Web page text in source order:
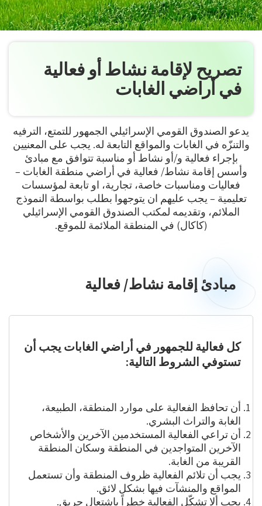
تصريح لإقامة نشاط أو فعالية
في أراضي الغابات
يدعو الصندوق القومي الإسرائيلي الجمهور للتمتع، الترفيه
والتنزّه في الغابات والمواقع التابعة له. يجب على المعنيين
بإجراء فعالية و/أو نشاط أو مناسبة تتوافق مع مبادئ
وأسس إقامة نشاط/ فعالية في أراضي منطقة الغابات –
فعاليات ومناسبات خاصة، تجارية، او تابعة لمؤسسات
تعليمية – يجب عليهم ان يتوجهوا بطلب بواسطة النموذج
الملائم، وتقديمه لمكتب الصندوق القومي الإسرائيلي
(كاكال) في المنطقة الملائمة للموقع.
مبادئمبادئ إقامة نشاط/ فعالية
كل فعالية للجمهور في أراضي الغابات يجب أن
تستوفي الشروط التالية:
أن تحافظ الفعالية على موارد المنطقة، الطبيعة،
الغابة والتراث البشري.
أن تراعي الفعالية المستخدمين الآخرين والأشخاص
الآخرين المتواجدين في المنطقة وسكان المنطقة
القريبة من الغابة.
يجب أن تلائم الفعالية ظروف المنطقة وأن تستعمل
المواقع والمنشآت فيها بشكل لائق.
يجب ألا تشكّل الفعالية خطراً باشتعال حريق.